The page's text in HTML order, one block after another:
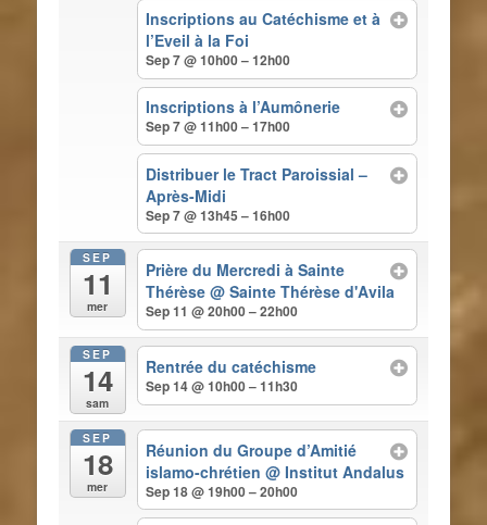
Inscriptions au Catéchisme et à
l’Eveil à la Foi
Sep 7 @ 10h00 – 12h00
Inscriptions à l’Aumônerie
Sep 7 @ 11h00 – 17h00
Distribuer le Tract Paroissial –
Après-Midi
Sep 7 @ 13h45 – 16h00
SEP
11
mer
Prière du Mercredi à Sainte
Thérèse@ Sainte Thérèse d'Avila
Sep 11 @ 20h00 – 22h00
SEP
14
sam
Rentrée du catéchisme
Sep 14 @ 10h00 – 11h30
SEP
18
mer
Réunion du Groupe d’Amitié
islamo-chrétien@ Institut Andalus
Sep 18 @ 19h00 – 20h00